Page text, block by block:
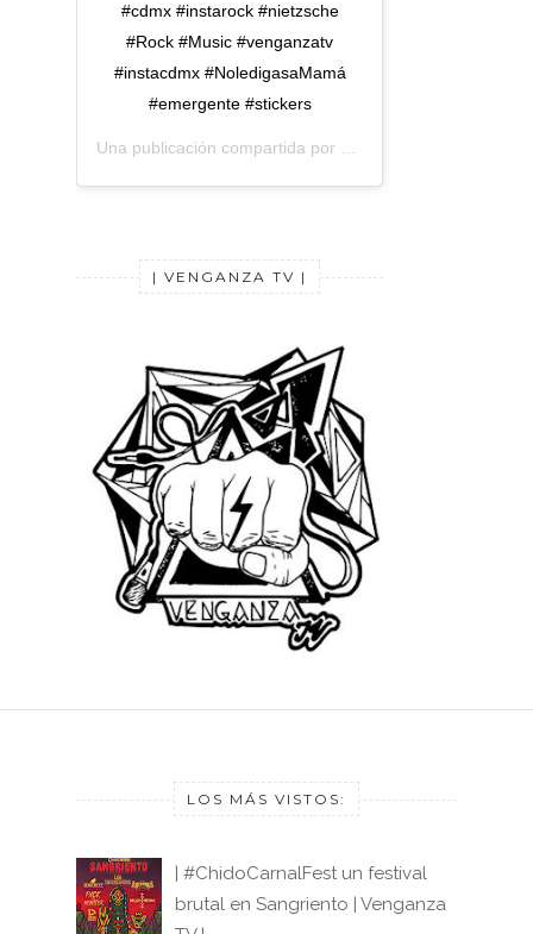
#cdmx #instarock #nietzsche
#Rock #Music #venganzatv
#instacdmx #NoledigasaMamá
#emergente #stickers
| VENGANZA TV |
LOS MÁS VISTOS:
| #ChidoCarnalFest un festival
brutal en Sangriento | Venganza